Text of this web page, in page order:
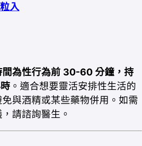
入
間為性行為前 30-60 分鐘，持
。適合想要靈活安排性生活的
與酒精或某些藥物併用。如需
請諮詢醫生。